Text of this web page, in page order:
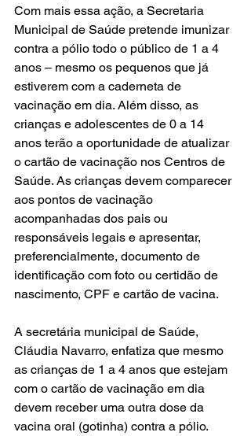
Com mais essa ação, a Secretaria
Municipal de Saúde pretende imunizar
contra a pólio todo o público de 1 a 4
anos – mesmo os pequenos que já
estiverem com a caderneta de
vacinação em dia. Além disso, as
crianças e adolescentes de 0 a 14
anos terão a oportunidade de atualizar
o cartão de vacinação nos Centros de
Saúde. As crianças devem comparecer
aos pontos de vacinação
acompanhadas dos pais ou
responsáveis legais e apresentar,
preferencialmente, documento de
identificação com foto ou certidão de
nascimento, CPF e cartão de vacina.
A secretária municipal de Saúde,
Cláudia Navarro, enfatiza que mesmo
as crianças de 1 a 4 anos que estejam
com o cartão de vacinação em dia
devem receber uma outra dose da
vacina oral (gotinha) contra a pólio.